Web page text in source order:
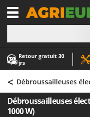
Retour gratuit 30
jrs
-1
A
Abris de jardin
Accessoires pour
Aérateurs
Arracheuses de
A
AgriEuro
AgriEuro TOP-
AGT
< Débroussailleuses
Débroussailleuses
1000 W)